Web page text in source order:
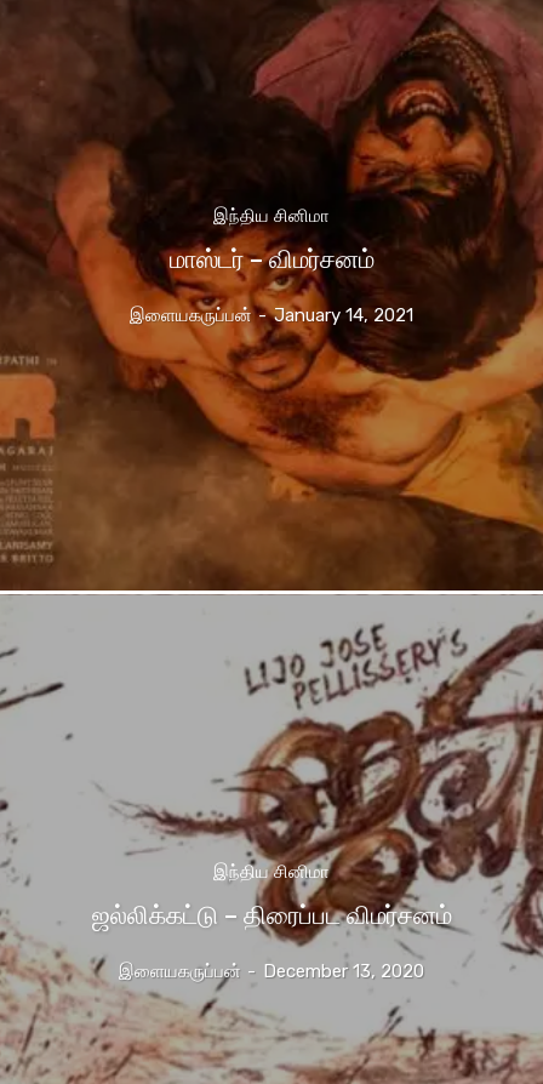
இந்திய சினிமா
மாஸ்டர் – விமர்சனம்
இளையகருப்பன் - January 14, 2021
இந்திய சினிமா
ஜல்லிக்கட்டு – திரைப்பட விமர்சனம்
இளையகருப்பன் - December 13, 2020